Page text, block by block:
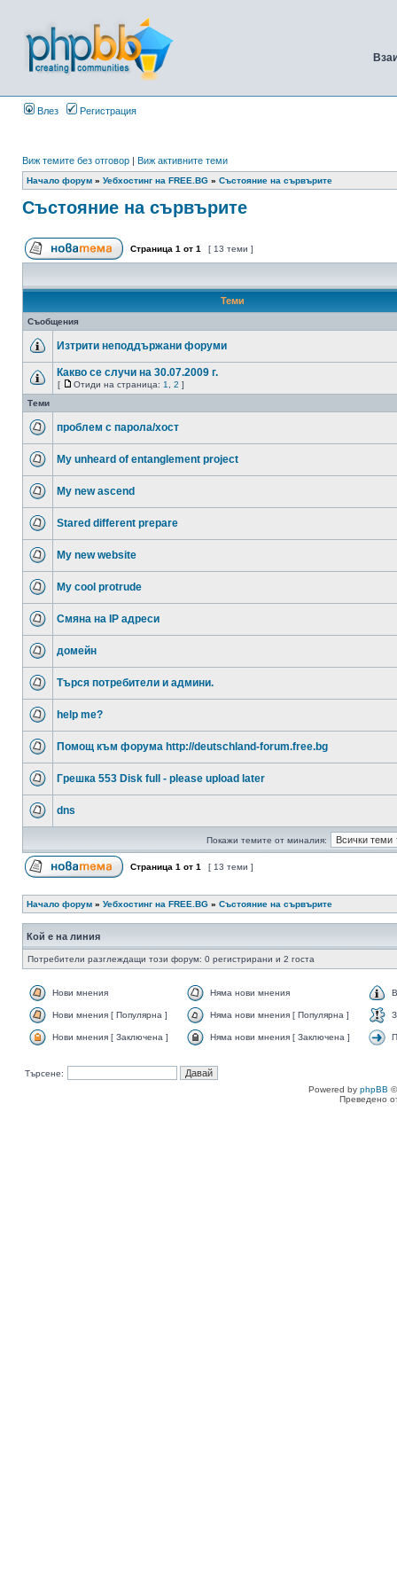
Влез Регистрация
Виж темите без отговор | Виж активните теми
Начало форум » Уебхостинг на FREE.BG » Състояние на сървърите
Състояние на сървърите
Страница 1 от 1 [ 13 теми ]
Теми
Съобщения
Изтрити неподдържани форуми
Какво се случи на 30.07.2009 г.
[ Отиди на страница: 1 2 ]
Теми
проблем с парола/хост
My unheard of entanglement project
My new ascend
Stared different prepare
My new website
My cool protrude
Смяна на IP адреси
домейн
Търся потребители и админи.
help me?
Помощ към форума http://deutschland-forum.free.bg
Грешка 553 Disk full - please upload later
dns
Покажи темите от миналия:
Страница 1 от 1 [ 13 теми ]
Начало форум » Уебхостинг на FREE.BG » Състояние на сървърите
Кой е на линия
Потребители разглеждащи този форум: 0 регистрирани и 2 госта
Нови мнения Няма нови мнения
Нови мнения [ Популярна ] Няма нови мнения [ Популярна ]
Нови мнения [ Заключена ] Няма нови мнения [ Заключена ]
Търсене:
Powered by phpBB
Преведено